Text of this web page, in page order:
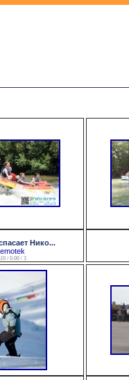
Нико...
/ 0.00 / 3